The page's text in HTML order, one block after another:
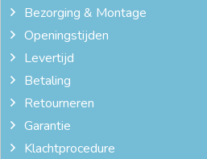
Bezorging & Montage
Openingstijden
Levertijd
Betaling
Retourneren
Garantie
Klachtprocedure